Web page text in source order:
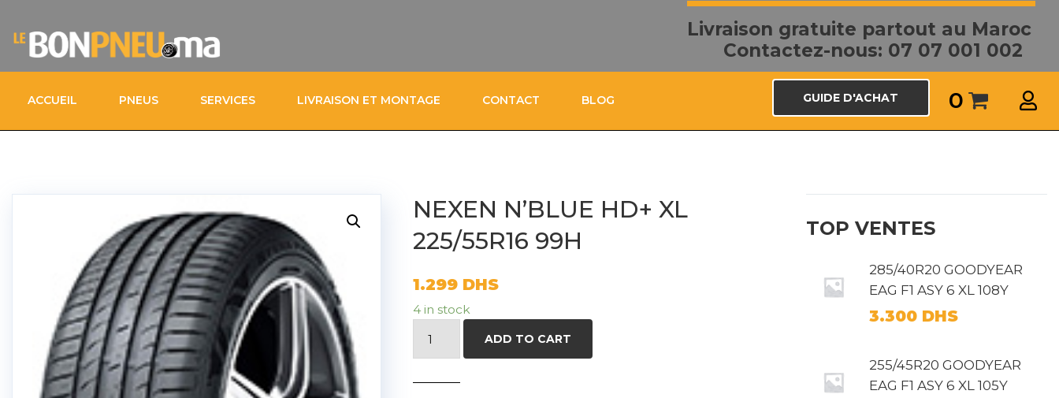
Livraison gratuite partout au Maroc
Contactez-nous: 07 07 001 002
ACCUEIL PNEUS SERVICES LIVRAISON ET MONTAGE CONTACT BLOG GUIDE D'ACHAT 0
NEXEN N’BLUE HD+ XL
225/55R16 99H
1.299 DHS
4 in stock
ADD TO CART
TOP VENTES
285/40R20 GOODYEAR
EAG F1 ASY 6 XL 108Y
3.300 DHS
255/45R20 GOODYEAR
EAG F1 ASY 6 XL 105Y